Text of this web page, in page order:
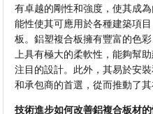
有卓越的剛性和強度，使其成
能性使其可應用於各種建築項
板。鋁塑複合板擁有豐富的色
上具有極大的柔軟性，能夠幫
注目的設計。此外，其易於安
和承包商的首選，從而推動了
技術進步如何改善鋁複合板材的